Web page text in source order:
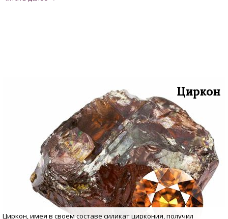
Циркон
Циркон, имея в своем составе силикат циркония, получил